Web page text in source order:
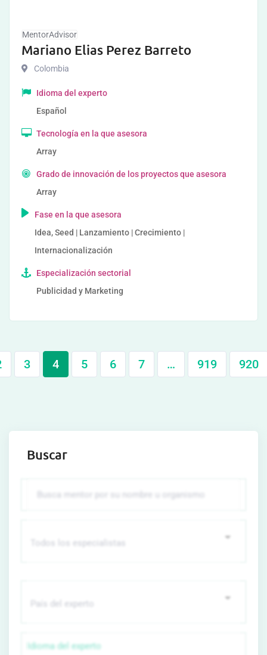
MentorAdvisor
Mariano Elias Perez Barreto
Colombia
Idioma del experto
Español
Tecnología en la que asesora
Array
Grado de innovación de los proyectos que asesora
Array
Fase en la que asesora
Idea, Seed | Lanzamiento | Crecimiento |
Internacionalización
Especialización sectorial
Publicidad y Marketing
3 4 5 6 7 … 919 920
Buscar
Idioma del experto